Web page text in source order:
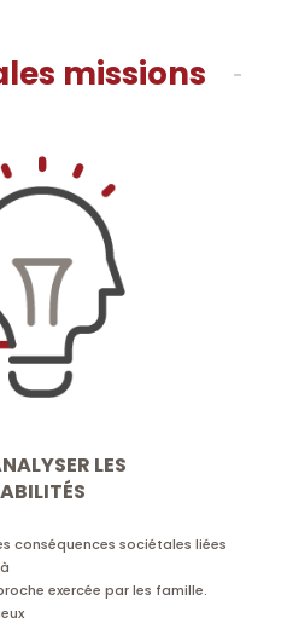
missions
LES
conséquences sociétales liées
à
exercée par les famille.